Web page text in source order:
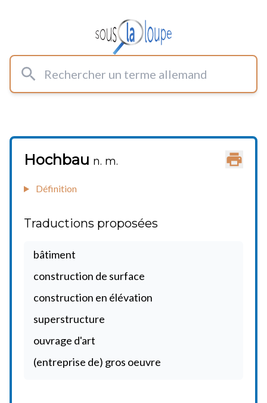
Rechercher un terme allemand
Hochbau n. m.
Définition
Traductions proposées
bâtiment
construction de surface
construction en élévation
superstructure
ouvrage d'art
(entreprise de) gros oeuvre